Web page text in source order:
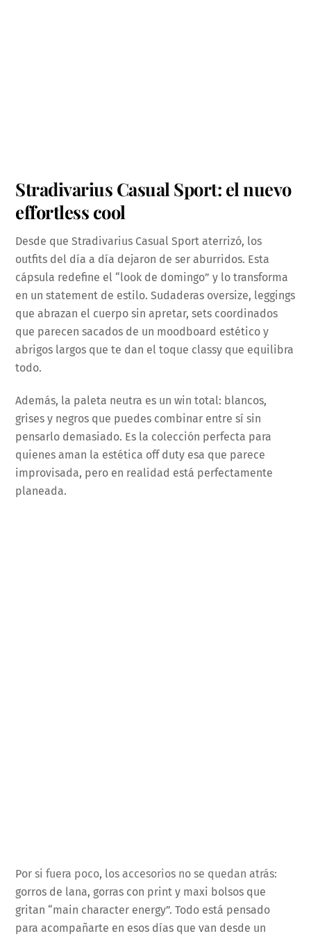
Stradivarius Casual Sport: el nuevo
effortless cool
Desde que Stradivarius Casual Sport aterrizó, los
outfits del día a día dejaron de ser aburridos. Esta
cápsula redefine el “look de domingo” y lo transforma
en un statement de estilo. Sudaderas oversize, leggings
que abrazan el cuerpo sin apretar, sets coordinados
que parecen sacados de un moodboard estético y
abrigos largos que te dan el toque classy que equilibra
todo.
Además, la paleta neutra es un win total: blancos,
grises y negros que puedes combinar entre sí sin
pensarlo demasiado. Es la colección perfecta para
quienes aman la estética off duty esa que parece
improvisada, pero en realidad está perfectamente
planeada.
Por si fuera poco, los accesorios no se quedan atrás:
gorros de lana, gorras con print y maxi bolsos que
gritan “main character energy”. Todo está pensado
para acompañarte en esos días que van desde un